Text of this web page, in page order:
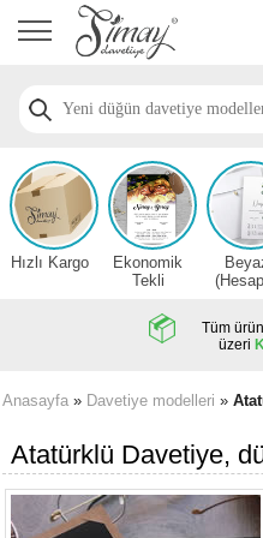
Anasayfa
Davetiye
Nişan
Davetiye
Modelleri
Düğün
Örnekleri
Zarfsız,
Hesaplı
Hızlı Kargo
Ekonomik
Tekli
Tüm
üzeri
Anasayfa » Davetiye modelleri »
Atatürklü Davetiye,